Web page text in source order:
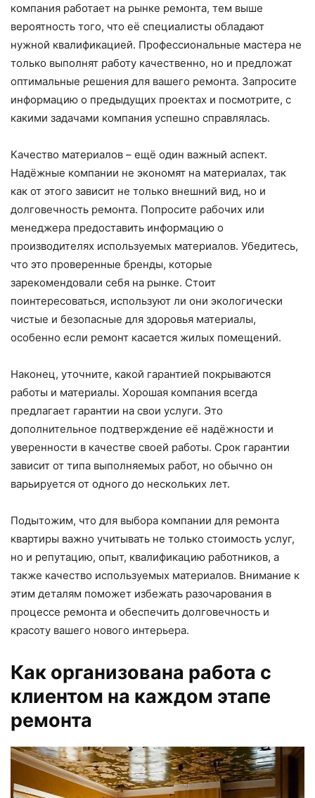
компания работает на рынке ремонта, тем выше
вероятность того, что её специалисты обладают
нужной квалификацией. Профессиональные мастера не
только выполнят работу качественно, но и предложат
оптимальные решения для вашего ремонта. Запросите
информацию о предыдущих проектах и посмотрите, с
какими задачами компания успешно справлялась.
Качество материалов – ещё один важный аспект.
Надёжные компании не экономят на материалах, так
как от этого зависит не только внешний вид, но и
долговечность ремонта. Попросите рабочих или
менеджера предоставить информацию о
производителях используемых материалов. Убедитесь,
что это проверенные бренды, которые
зарекомендовали себя на рынке. Стоит
поинтересоваться, используют ли они экологически
чистые и безопасные для здоровья материалы,
особенно если ремонт касается жилых помещений.
Наконец, уточните, какой гарантией покрываются
работы и материалы. Хорошая компания всегда
предлагает гарантии на свои услуги. Это
дополнительное подтверждение её надёжности и
уверенности в качестве своей работы. Срок гарантии
зависит от типа выполняемых работ, но обычно он
варьируется от одного до нескольких лет.
Подытожим, что для выбора компании для ремонта
квартиры важно учитывать не только стоимость услуг,
но и репутацию, опыт, квалификацию работников, а
также качество используемых материалов. Внимание к
этим деталям поможет избежать разочарования в
процессе ремонта и обеспечить долговечность и
красоту вашего нового интерьера.
Как организована работа с
клиентом на каждом этапе
ремонта